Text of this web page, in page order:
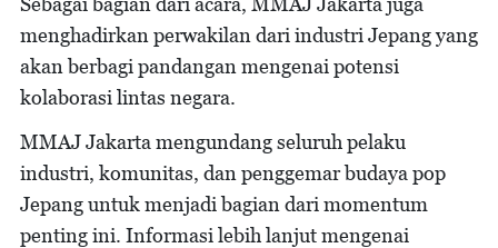
menghadirkan perwakilan dari industri Jepang yang
akan berbagi pandangan mengenai potensi
kolaborasi lintas negara.
MMAJ Jakarta mengundang seluruh pelaku
industri, komunitas, dan penggemar budaya pop
Jepang untuk menjadi bagian dari momentum
penting ini. Informasi lebih lanjut mengenai